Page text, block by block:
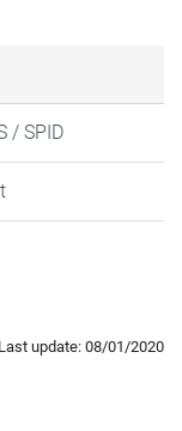
/ SPID
Last update: 08/01/2020